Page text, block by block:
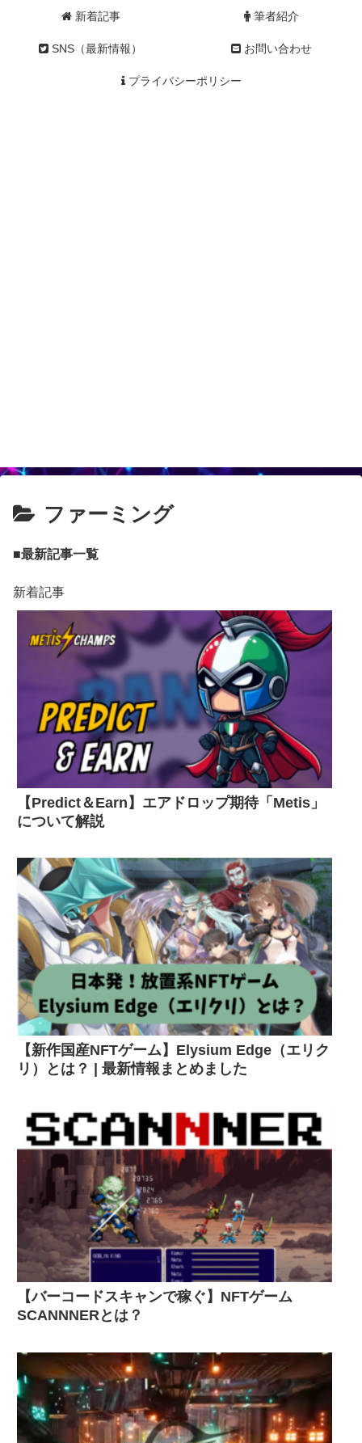
新着記事 筆者紹介
SNS（最新情報） お問い合わせ
プライバシーポリシー
ファーミング
■最新記事一覧
新着記事
【Predict＆Earn】エアドロップ期待「Metis」
について解説
【新作国産NFTゲーム】Elysium Edge（エリク
リ）とは？ | 最新情報まとめました
【バーコードスキャンで稼ぐ】NFTゲーム
SCANNNERとは？